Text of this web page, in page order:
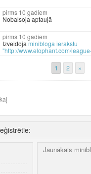
10 gadiem
Nobalsoja aptaujā
10 gadiem
Izveidojaminibloga ierakstu
"http://www.elophant.com/
1 2 »
Jaunākais